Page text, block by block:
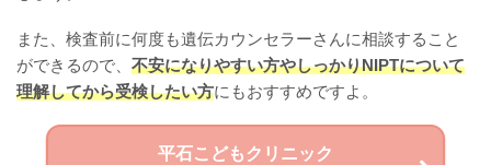
また、検査前に何度も遺伝カウンセラーさんに相談すること
ができるので、 不安になりやすい方やしっかりNIPTについて
理解してから受検したい方にもおすすめですよ。
平石こどもクリニック